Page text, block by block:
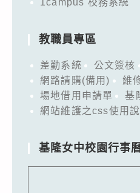
教職員專區
差勤系統 公文簽核
網路請購(備用)
維
場地借用申請單
基
網站維護之css使用說
基隆女中校園行事